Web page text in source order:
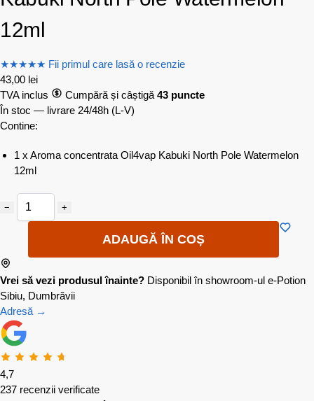
12ml
★★★★★ Fii primul care lasă o recenzie
43,00 lei
TVA inclus
Cumpără și câștigă 43 puncte
În stoc — livrare 24/48h (L-V)
Contine:
1 x Aroma concentrata Oil4vap Kabuki North Pole Watermelon
12ml
− +
ADAUGĂ ÎN COȘ
Vrei să vezi produsul înainte? Disponibil în showroom-ul e-Potion
Sibiu, Dumbrăvii
Adresă →
4,7
237 recenzii verificate